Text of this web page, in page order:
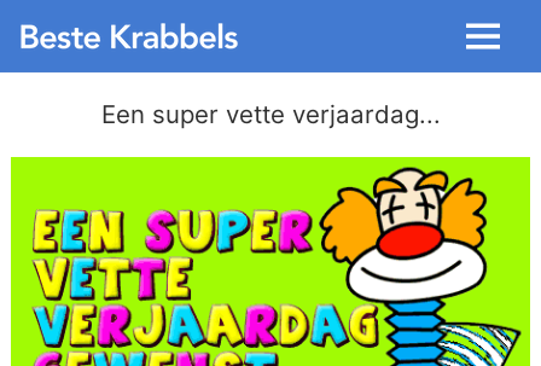
Menu
Een super vette verjaardag...